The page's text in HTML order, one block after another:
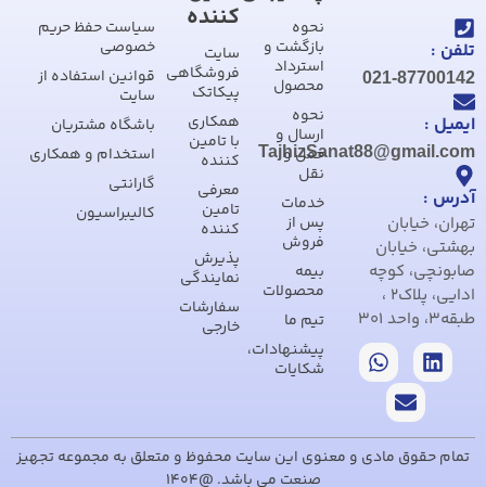
تلفن :
021-87700142
ایمیل :
TajhizSanat88@gmail.com
آدرس :
تهران، خیابان
بهشتی، خیابان
صابونچی، کوچه
ادایی، پلاک2 ،
طبقه3، واحد 301
نحوه
بازگشت و
استرداد
محصول
نحوه
ارسال و
حمل و
نقل
خدمات
پس از
فروش
بیمه
محصولات
تیم ما
پیشنهادات،
شکایات
کننده
سایت
فروشگاهی
پیکاتک
همکاری
با تامین
کننده
معرفی
تامین
کننده
پذیرش
نمایندگی
سفارشات
خارجی
سیاست حفظ حریم
خصوصی
قوانین استفاده از
سایت
باشگاه مشتریان
استخدام و همکاری
گارانتی
کالیبراسیون
تمام حقوق مادی و معنوی این سایت محفوظ و متعلق به مجموعه تجهیز
صنعت می باشد. @1404